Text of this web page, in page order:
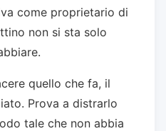
come proprietario di
non si sta solo
quello che fa, il
Prova a distrarlo
tale che non abbia